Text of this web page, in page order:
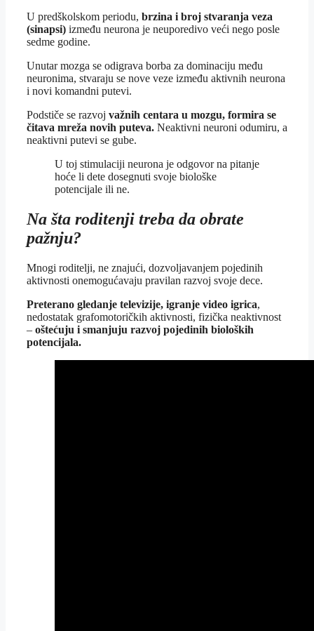
U predškolskom periodu, brzina i broj stvaranja veza
(sinapsi) između neurona je neuporedivo veći nego posle
sedme godine.
Unutar mozga se odigrava borba za dominaciju među
neuronima, stvaraju se nove veze između aktivnih neurona
i novi komandni putevi.
Podstiče se razvoj važnih centara u mozgu, formira se
čitava mreža novih puteva. Neaktivni neuroni odumiru, a
neaktivni putevi se gube.
U toj stimulaciji neurona je odgovor na pitanje
hoće li dete dosegnuti svoje biološke
potencijale ili ne.
Na šta roditenji treba da obrate
pažnju?
Mnogi roditelji, ne znajući, dozvoljavanjem pojedinih
aktivnosti onemogućavaju pravilan razvoj svoje dece.
Preterano gledanje televizije, igranje video igrica,
nedostatak grafomotoričkih aktivnosti, fizička neaktivnost
– oštećuju i smanjuju razvoj pojedinih bioloških
potencijala.